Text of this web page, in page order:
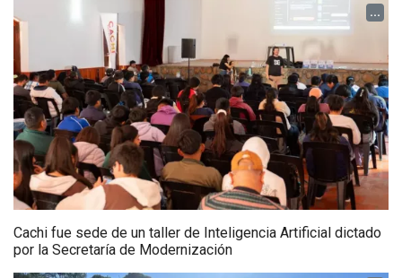
...
Cachi fue sede de un taller de Inteligencia Artificial dictado
por la Secretaría de Modernización